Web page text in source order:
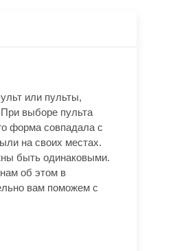
или пульты,
выборе пульта
форма совпадала с
на своих местах.
быть одинаковыми.
об этом в
вам поможем с